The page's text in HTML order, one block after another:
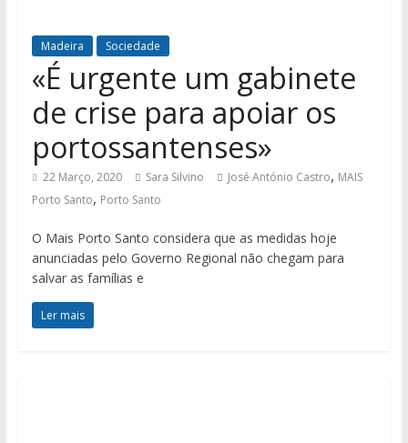
Madeira Sociedade
«É urgente um gabinete
de crise para apoiar os
portossantenses»
22 Março, 2020 Sara Silvino José António Castro, MAIS
Porto Santo, Porto Santo
O Mais Porto Santo considera que as medidas hoje
anunciadas pelo Governo Regional não chegam para
salvar as famílias e
Ler mais